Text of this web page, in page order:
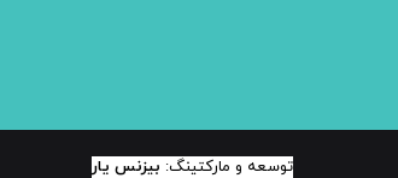
توسعه و مارکتینگ: بیزنس یار